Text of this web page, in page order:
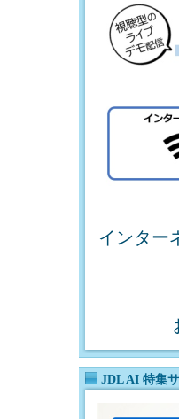
インター
JDL AI 特集